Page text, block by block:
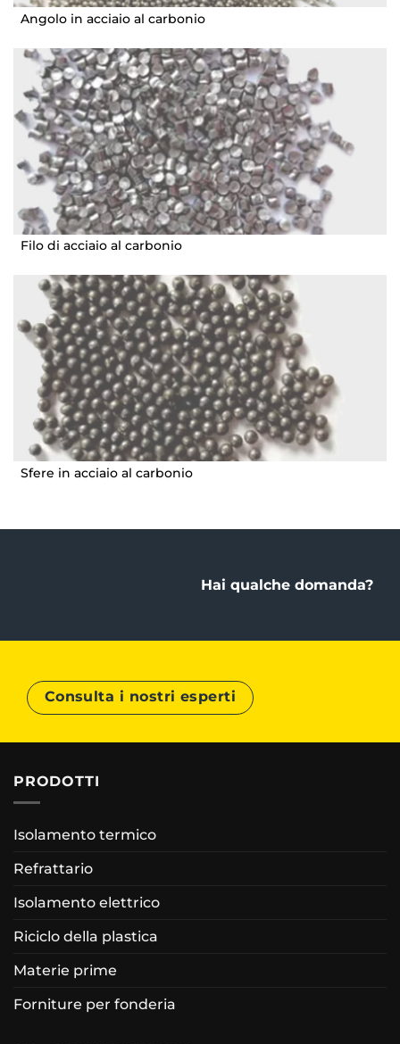
Angolo in acciaio al carbonio
Filo di acciaio al carbonio
Sfere in acciaio al carbonio
Hai qualche domanda?
Consulta i nostri esperti
PRODOTTI
Isolamento termico
Refrattario
Isolamento elettrico
Riciclo della plastica
Materie prime
Forniture per fonderia